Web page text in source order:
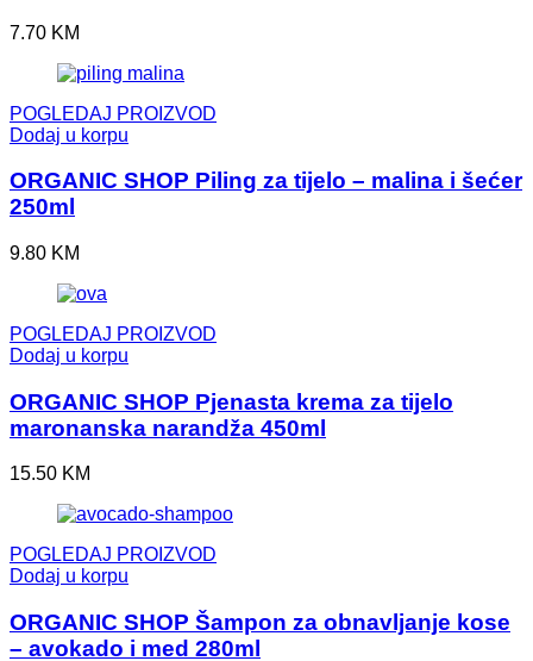
7.70 KM
POGLEDAJ PROIZVOD
Dodaj u korpu
ORGANIC SHOP Piling za tijelo – malina i šećer
250ml
9.80 KM
POGLEDAJ PROIZVOD
Dodaj u korpu
ORGANIC SHOP Pjenasta krema za tijelo
maronanska narandža 450ml
15.50 KM
POGLEDAJ PROIZVOD
Dodaj u korpu
ORGANIC SHOP Šampon za obnavljanje kose
– avokado i med 280ml